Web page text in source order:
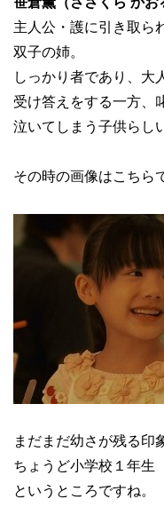
主人公・護に引き取ら
双子の姉。
しっかり者であり、大
受け答えをする一方、
泣いてしまう子供らし
その時の画像はこちら
まだまだ幼さが残る印
ちょうど小学校１年生
というところですね。